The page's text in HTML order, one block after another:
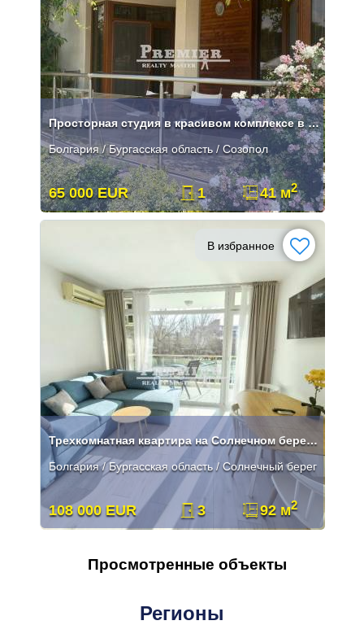
Просторная студия в красивом комплексе в Созополе
Болгария / Бургасская область / Созопол
65 000 EUR 1 41 м2
В избранное
Трехкомнатная квартира на Солнечном берегу.
Болгария / Бургасская область / Солнечный берег
108 000 EUR 3 92 м2
Просмотренные объекты
Регионы